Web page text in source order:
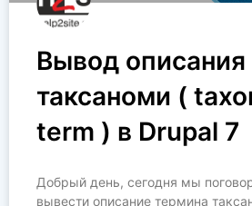
Вывод
таксаноми (
term ) в Drupal 7
Добрый день, сегодня мы
вывести описание термина